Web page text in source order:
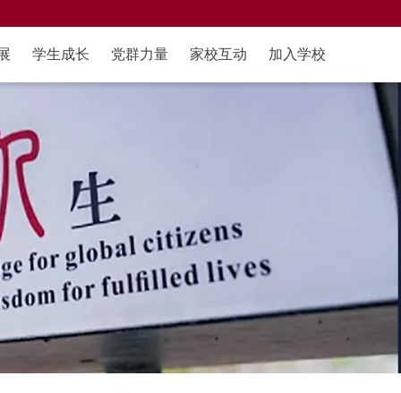
学生成长 党群力量 家校互动 加入学校